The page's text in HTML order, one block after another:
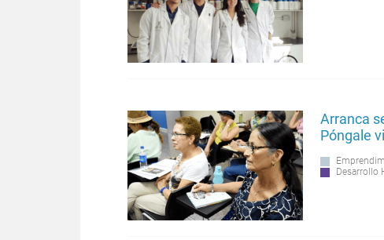
Arranca
Póngale
Desarrollo